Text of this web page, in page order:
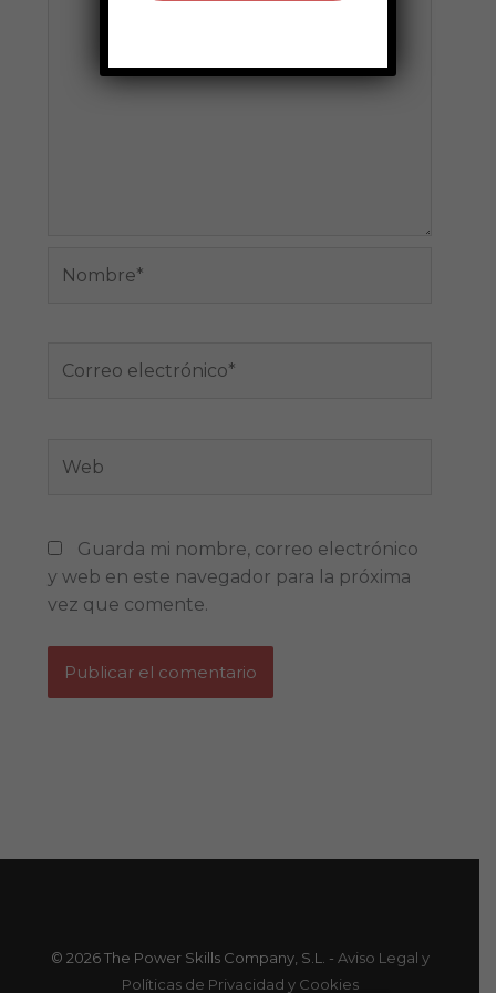
electrónico*
Guarda mi nombre, correo electrónico
y web en este navegador para la próxima
vez que comente.
© 2026 The Power Skills Company, S.L. - Aviso Legal y
Políticas de Privacidad y Cookies